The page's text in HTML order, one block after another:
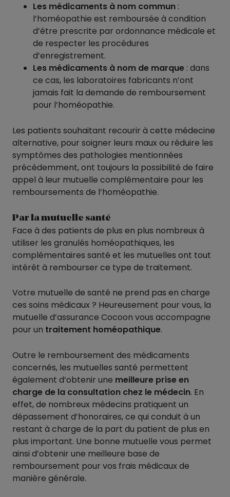
Les médicaments à nom commun :
l’homéopathie est remboursée à condition
d’être prescrite par ordonnance médicale et
de respecter les procédures
d’enregistrement.
Les médicaments à nom de marque : dans
ce cas, les laboratoires fabricants n’ont
jamais fait la demande de remboursement
pour l’homéopathie.
Les patients souhaitant recourir à cette médecine
alternative, pour soigner leurs maux ou réduire les
symptômes des pathologies mentionnées
précédemment, ont toujours la possibilité de faire
appel à leur mutuelle complémentaire pour les
remboursements de l’homéopathie.
Par la mutuelle santé
Face à des patients de plus en plus nombreux à
utiliser les granulés homéopathiques, les
complémentaires santé et les mutuelles ont tout
intérêt à rembourser ce type de traitement.
Votre mutuelle de santé ne prend pas en charge
ces soins médicaux ? Heureusement pour vous, la
mutuelle d’assurance Cocoon vous accompagne
pour un traitement homéopathique.
Outre le remboursement des médicaments
concernés, les mutuelles santé permettent
également d’obtenir une meilleure prise en
charge de la consultation chez le médecin. En
effet, de nombreux médecins pratiquent un
dépassement d’honoraires, ce qui conduit à un
restant à charge de la part du patient de plus en
plus important. Une bonne mutuelle vous permet
ainsi d’obtenir une meilleure base de
remboursement pour vos frais médicaux de
manière générale.